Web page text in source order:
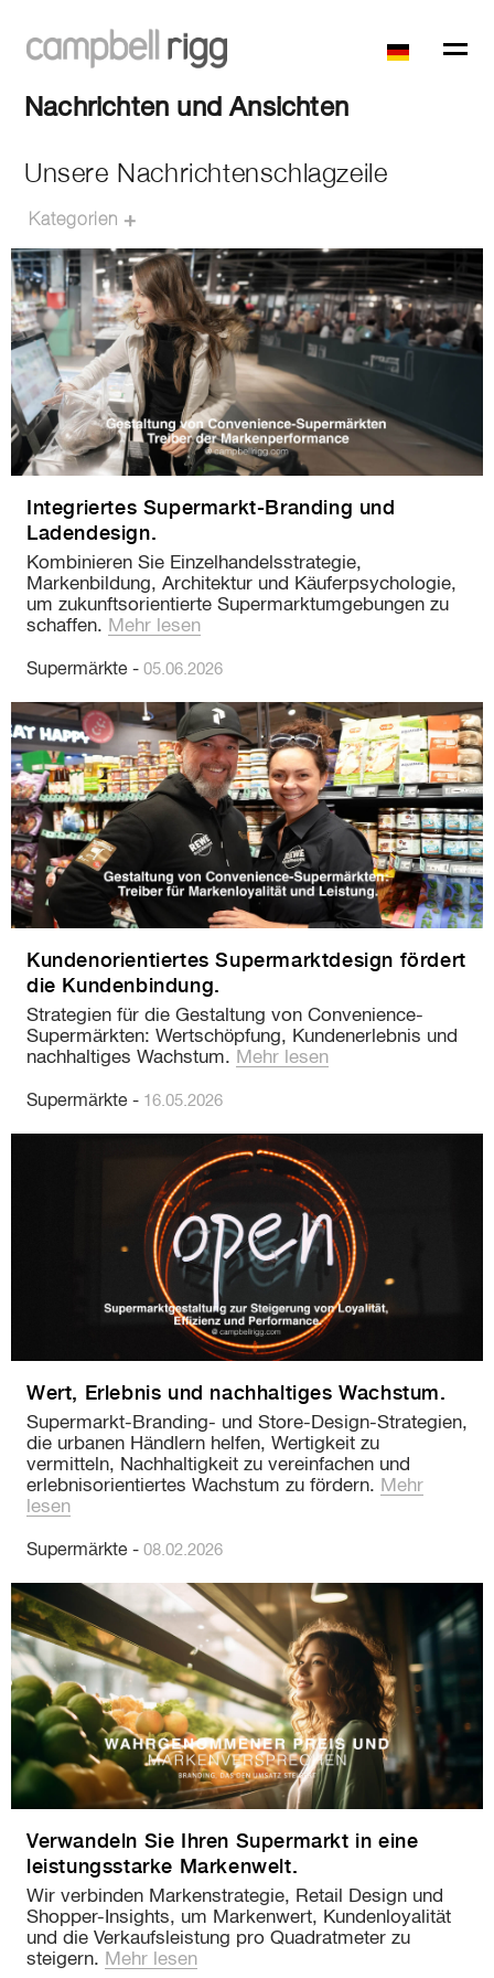
Nachrichten und Ansichten
Unsere Nachrichtenschlagzeile
Kategorien
Integriertes Supermarkt-Branding und
Ladendesign.
Kombinieren Sie Einzelhandelsstrategie,
Markenbildung, Architektur und Käuferpsychologie,
um zukunftsorientierte Supermarktumgebungen zu
schaffen. Mehr lesen
Supermärkte - 05.06.2026
Kundenorientiertes Supermarktdesign fördert
die Kundenbindung.
Strategien für die Gestaltung von Convenience-
Supermärkten: Wertschöpfung, Kundenerlebnis und
nachhaltiges Wachstum. Mehr lesen
Supermärkte - 16.05.2026
Wert, Erlebnis und nachhaltiges Wachstum.
Supermarkt-Branding- und Store-Design-Strategien,
die urbanen Händlern helfen, Wertigkeit zu
vermitteln, Nachhaltigkeit zu vereinfachen und
erlebnisorientiertes Wachstum zu fördern. Mehr
lesen
Supermärkte - 08.02.2026
Verwandeln Sie Ihren Supermarkt in eine
leistungsstarke Markenwelt.
Wir verbinden Markenstrategie, Retail Design und
Shopper-Insights, um Markenwert, Kundenloyalität
und die Verkaufsleistung pro Quadratmeter zu
steigern. Mehr lesen